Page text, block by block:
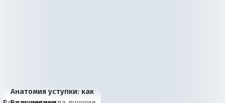
Анатомия уступки: как